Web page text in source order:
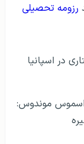
رزومه تحصیلی
در اسپانیا
موندوس: